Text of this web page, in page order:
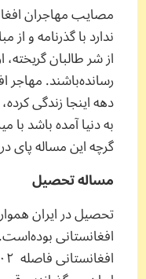
مصایب مهاجران
ندارد با گذرنامه و از
از شر طالبان گریخته،
رسانده‌باشند. مهاجر
دهه اینجا زندگی
به دنیا آمده باشد
گرچه این مساله پای
مساله تحصیل
تحصیل در ایران